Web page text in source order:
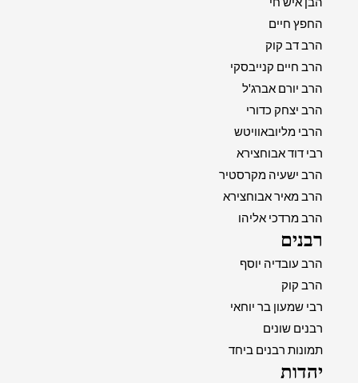
החפץ חיים
הרב דב קוק
הרב חיים קנייבסקי
הרב יורם אברג'ל
הרב יצחק כדורי
הרבי מליובאוויטש
רבי דוד אבוחצירא
הרב ישעיה מקרסטיר
הרב מאיר אבוחצירא
הרב מרדכי אליהו
רבנים
הרב עובדיה יוסף
הרב קוק
רבי שמעון בר יוחאי
רבנים שונים
תמונות רבנים ביחד
יהדות